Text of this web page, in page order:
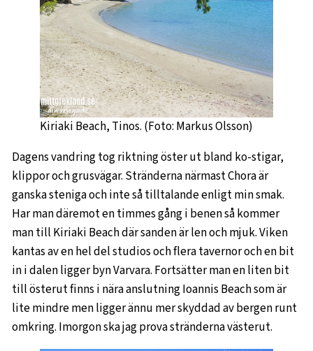
Kiriaki Beach, Tinos. (Foto: Markus Olsson)
Dagens vandring tog riktning öster ut bland ko-stigar,
klippor och grusvägar. Stränderna närmast Chora är
ganska steniga och inte så tilltalande enligt min smak.
Har man däremot en timmes gång i benen så kommer
man till Kiriaki Beach där sanden är len och mjuk. Viken
kantas av en hel del studios och flera tavernor och en bit
in i dalen ligger byn Varvara. Fortsätter man en liten bit
till österut finns i nära anslutning Ioannis Beach som är
lite mindre men ligger ännu mer skyddad av bergen runt
omkring. Imorgon ska jag prova stränderna västerut.